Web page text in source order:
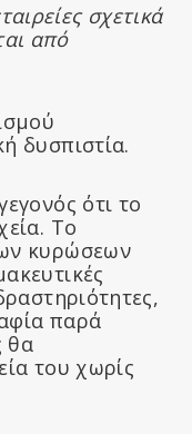
σχετικά
από
δυσπιστία.
ότι το
Το
κυρώσεων
παρά
θα
του χωρίς